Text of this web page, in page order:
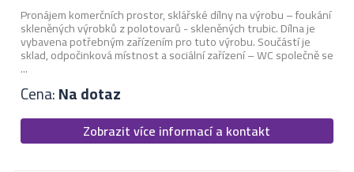
Pronájem komerčních prostor, sklářské dílny na výrobu – foukání
skleněných výrobků z polotovarů - skleněných trubic. Dílna je
vybavena potřebným zařízením pro tuto výrobu. Součástí je
sklad, odpočinková místnost a sociální zařízení – WC společně se
...
Cena:Na dotaz
Zobrazit více informací a kontakt